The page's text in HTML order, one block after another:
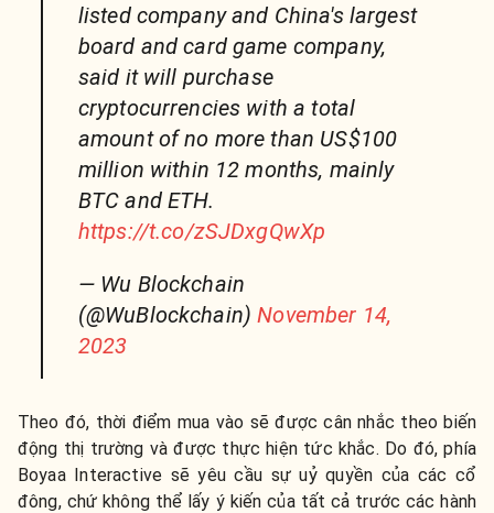
listed company and China's largest
board and card game company,
said it will purchase
cryptocurrencies with a total
amount of no more than US$100
million within 12 months, mainly
BTC and ETH.
https://t.co/zSJDxgQwXp
— Wu Blockchain
(@WuBlockchain)November 14,
2023
Theo đó, thời điểm mua vào sẽ được cân nhắc theo biến
động thị trường và được thực hiện tức khắc. Do đó, phía
Boyaa Interactive sẽ yêu cầu sự uỷ quyền của các cổ
đông, chứ không thể lấy ý kiến của tất cả trước các hành